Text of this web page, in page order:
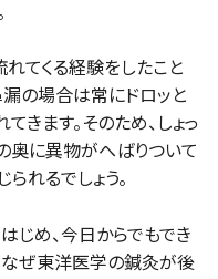
てくる経験をしたこと
の場合は常にドロッと
きます。そのため、しょっ
奥に異物がへばりついて
れるでしょう。
め、今日からでもでき
なぜ東洋医学の鍼灸が後